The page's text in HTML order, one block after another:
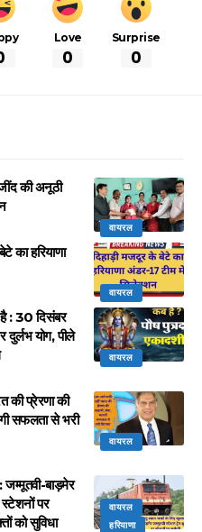
Love
0
Surprise
0
वायरल
की अनूठी
वायरल
हरियाणा
वायरल
30 दिसंबर
दुर्लभ योग, पीले
वायरल
की प्रेरणा की
सफलता से भरी
वायरल
हरियाणा
बाड़मेर
पर
को सुविधा